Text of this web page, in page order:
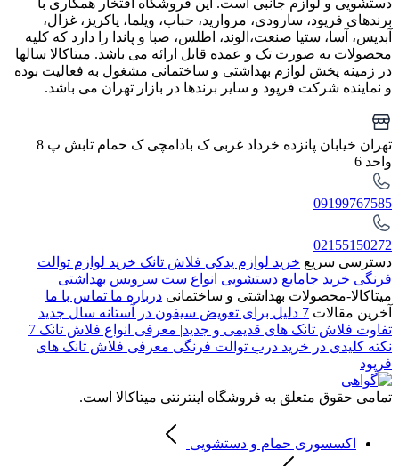
برندهای فرپود، سارودی، مروارید، حباب، ویلما، پاکریز، غزال،
آبدیس، آسا، ستیا صنعت،الوند، اطلس، صبا و پاندا را دارد که کلیه
محصولات به صورت تک و عمده قابل ارائه می باشد. میتاکالا سالها
در زمینه پخش لوازم بهداشتی و ساختمانی مشغول به فعالیت بوده
و نماینده شرکت فرپود و سایر برندها در بازار تهران می باشد.
تهران خیابان پانزده خرداد غربی ک بادامچی ک حمام تابش پ 8
واحد 6
09199767585
02155150272
دسترسی سریع خرید لوازم یدکی فلاش تانک خرید لوازم توالت
فرنگی خرید جامایع دستشویی انواع ست سرویس بهداشتی
میتاکالا-محصولات بهداشتی و ساختمانی درباره ما تماس با ما
آخرین مقالات 7 دلیل برای تعویض سیفون در آستانه سال جدید
تفاوت فلاش تانک های قدیمی و جدید| معرفی انواع فلاش تانک 7
نکته کلیدی در خرید درب توالت فرنگی معرفی فلاش تانک های
فرپود
تمامی حقوق متعلق به فروشگاه اینترنتی میتاکالا است.
اکسسوری حمام و دستشویی